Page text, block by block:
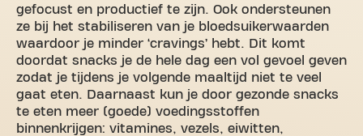
gefocust en productief te zijn. Ook ondersteunen
ze bij het stabiliseren van je bloedsuikerwaarden
waardoor je minder ‘cravings’ hebt. Dit komt
doordat snacks je de hele dag een vol gevoel geven
zodat je tijdens je volgende maaltijd niet te veel
gaat eten. Daarnaast kun je door gezonde snacks
te eten meer (goede) voedingsstoffen
binnenkrijgen: vitamines, vezels, eiwitten,